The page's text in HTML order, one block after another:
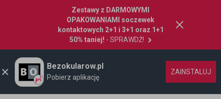
Zestawy z DARMOWYMI
OPAKOWANIAMI soczewek
kontaktowych 2+1 i 3+1 oraz 1+1
50% taniej! - SPRAWDŹ!
Bezokularow.pl
Pobierz aplikację
ZAINSTALUJ